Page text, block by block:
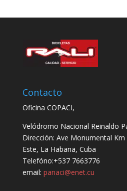
Contacto
Oficina COPACI,
Velódromo Nacional Reinaldo
Dirección: Ave Monumental
Este, La Habana, Cuba
Telefóno:+537 7663776
email: panaci@enet.cu